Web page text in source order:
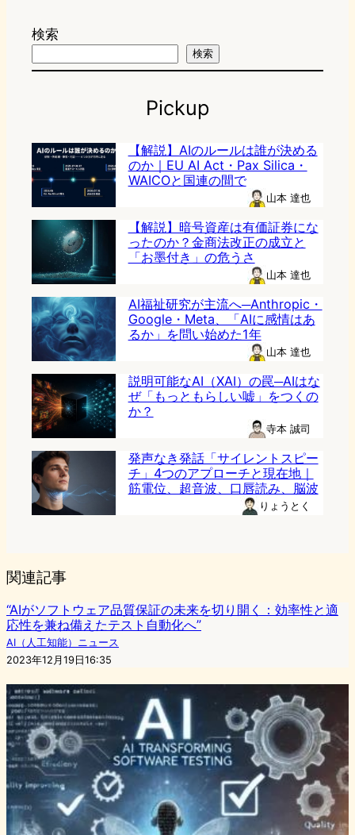
検索
検索
Pickup
【解説】AIのルールは誰が決める
のか｜EU AI Act・Pax Silica・
WAICOと国連の間で
山本 達也
【解説】暗号資産は有価証券にな
ったのか？金商法改正の成立と
「お墨付き」の危うさ
山本 達也
AI福祉研究が主流へ─Anthropic・
Google・Meta、「AIに感情はあ
るか」を問い始めた1年
山本 達也
説明可能なAI（XAI）の罠─AIはな
ぜ「もっともらしい嘘」をつくの
か？
寺本 誠司
発声なき発話「サイレントスピー
チ」4つのアプローチと現在地｜
筋電位、超音波、口唇読み、脳波
りょうとく
関連記事
“AIがソフトウェア品質保証の未来を切り開く：効率性と適
応性を兼ね備えたテスト自動化へ”
AI（人工知能）ニュース
2023年12月19日16:35